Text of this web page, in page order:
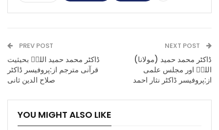
PREV POST
ڈاکٹر محمد حمید اللہؒ بحیثیت
قرآنی مترجم از:پروفیسر ڈاکٹر
صلاح الدین ثانی
NEXT POST
(مولانا) ڈاکٹر محمد حمید
اللہؒ اور مجلس علمی
از:پروفیسر ڈاکٹر نثار احمد
YOU MIGHT ALSO LIKE